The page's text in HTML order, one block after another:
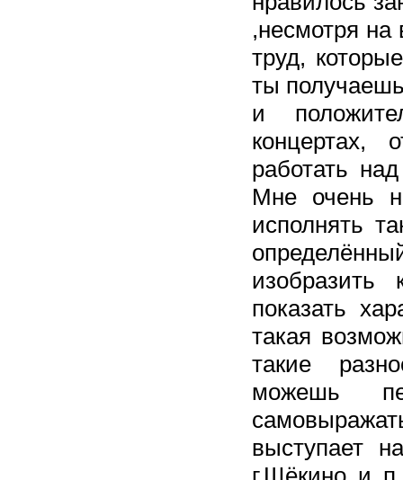
,несмотря на
труд,
ты
и
концертах,
работать
Мне очень
исполнять
изобразить
показать
такая
такие
можешь
выступает